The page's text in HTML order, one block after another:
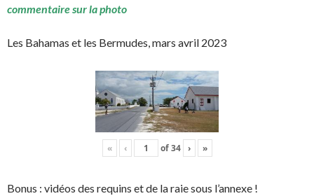
commentaire sur la photo
Les Bahamas et les Bermudes, mars avril 2023
« ‹ of34 › »
Bonus : vidéos des requins et de la raie sous l’annexe !